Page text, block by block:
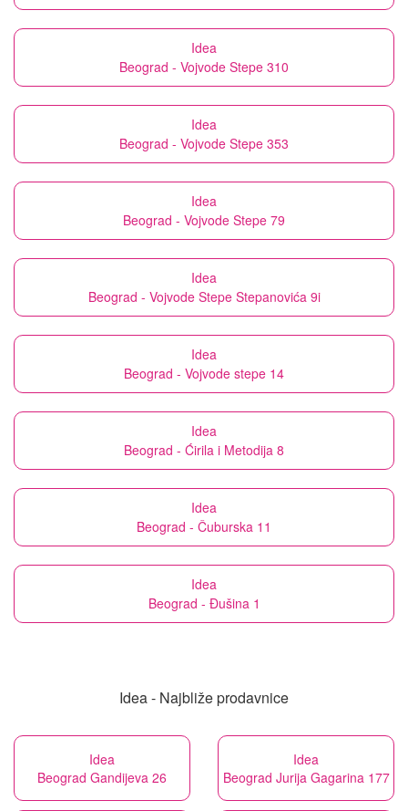
Idea
Beograd - Vojvode Stepe 310
Idea
Beograd - Vojvode Stepe 353
Idea
Beograd - Vojvode Stepe 79
Idea
Beograd - Vojvode Stepe Stepanovića 9i
Idea
Beograd - Vojvode stepe 14
Idea
Beograd - Ćirila i Metodija 8
Idea
Beograd - Čuburska 11
Idea
Beograd - Đušina 1
Idea - Najbliže prodavnice
Idea
Beograd Gandijeva 26
Idea
Beograd Jurija Gagarina 177